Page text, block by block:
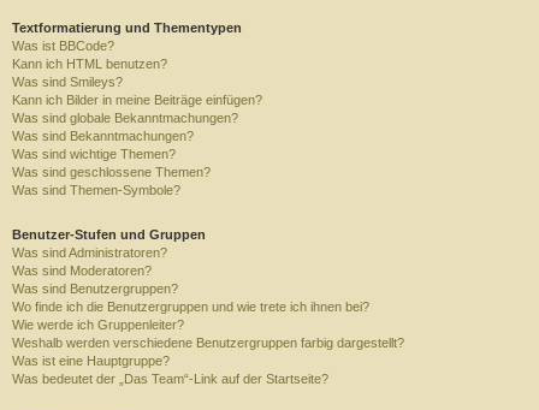
Textformatierung und Thementypen
Was ist BBCode?
Kann ich HTML benutzen?
Was sind Smileys?
Kann ich Bilder in meine Beiträge einfügen?
Was sind globale Bekanntmachungen?
Was sind Bekanntmachungen?
Was sind wichtige Themen?
Was sind geschlossene Themen?
Was sind Themen-Symbole?
Benutzer-Stufen und Gruppen
Was sind Administratoren?
Was sind Moderatoren?
Was sind Benutzergruppen?
Wo finde ich die Benutzergruppen und wie trete ich ihnen bei?
Wie werde ich Gruppenleiter?
Weshalb werden verschiedene Benutzergruppen farbig dargestellt?
Was ist eine Hauptgruppe?
Was bedeutet der „Das Team“-Link auf der Startseite?